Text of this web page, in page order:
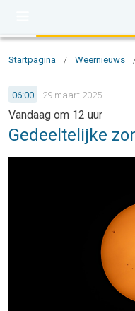
Startpagina / Weernieuws
06:00 29 maart 2025
Vandaag om 12 uur
Gedeeltelijke